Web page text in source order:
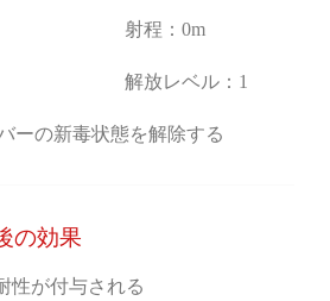
射程：0m
解放レベル：1
ーの新毒状態を解除する
の効果
性が付与される